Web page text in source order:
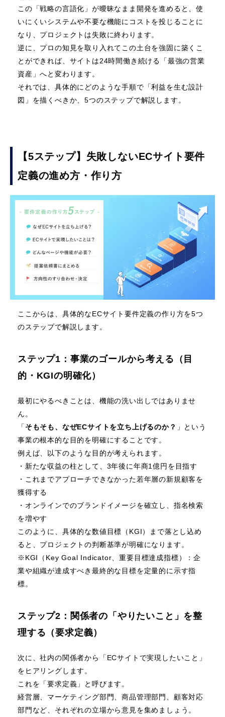
この「戦略の言語化」が曖昧なまま開発を進めると、使
いにくいシステムや不要な機能にコストを投じることに
なり、プロジェクトは失敗に終わります。
逆に、プロの知見を取り入れてこの土台を強固に築くこ
とができれば、サイトは24時間働き続ける「最強の営業
資産」へと変わります。
それでは、具体的にどのような手順で「利益を生む設計
図」を描くべきか、5つのステップで解説します。
【5ステップ】失敗しないECサイト要件
定義の進め方・作り方
ここからは、具体的なECサイト要件定義の作り方を5つ
のステップで解説します。
ステップ1：事業のゴールから考える（目
的・KGIの明確化）
最初にやるべきことは、機能の洗い出しではありませ
ん。
「 そもそも、なぜECサイトを立ち上げるのか？ 」という
事業の根本的な目的を明確にすることです。
例えば、以下のような目的が考えられます。
・新たな収益の柱として、3年後に年商1億円を目指す
・これまでアプローチできなかった若年層の新規顧客を
獲得する
・オンラインでのブランドイメージを確立し、指名検索
を増やす
このように、具体的な数値目標（KGI）まで落とし込め
ると、プロジェクトの判断基準が明確になります。
※KGI（Key Goal Indicator、重要目標達成指標）：企
業や組織が達成すべき最終的な目標を定量的に示す指
標。
ステップ2：関係者の「やりたいこと」を整
理する（要求定義）
次に、社内の関係者から「ECサイトで実現したいこと」
をヒアリングします。
これを「要求定義」と呼びます。
経営層、マーケティング部門、商品管理部門、顧客対応
部門など、それぞれの立場から意見を集めましょう。